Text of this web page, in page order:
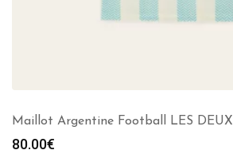
Maillot Argentine Football LES DEUX
80.00€